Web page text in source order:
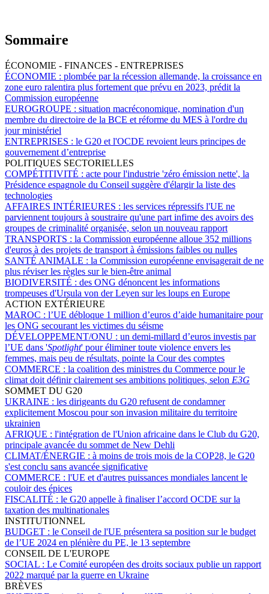
Sommaire
ÉCONOMIE - FINANCES - ENTREPRISES
ÉCONOMIE : plombée par la récession allemande, la croissance en
zone euro ralentira plus fortement que prévu en 2023, prédit la
Commission européenne
EUROGROUPE : situation macréconomique, nomination d'un
membre du directoire de la BCE et réforme du MES à l'ordre du
jour ministériel
ENTREPRISES : le G20 et l'OCDE revoient leurs principes de
gouvernement d’entreprise
POLITIQUES SECTORIELLES
COMPÉTITIVITÉ : acte pour l'industrie 'zéro émission nette', la
Présidence espagnole du Conseil suggère d'élargir la liste des
technologies
AFFAIRES INTÉRIEURES : les services répressifs l'UE ne
parviennent toujours à soustraire qu'une part infime des avoirs des
groupes de criminalité organisée, selon un nouveau rapport
TRANSPORTS : la Commission européenne alloue 352 millions
d'euros à des projets de transport à émissions faibles ou nulles
SANTÉ ANIMALE : la Commission européenne envisagerait de ne
plus réviser les règles sur le bien-être animal
BIODIVERSITÉ : des ONG dénoncent les informations
trompeuses d'Ursula von der Leyen sur les loups en Europe
ACTION EXTÉRIEURE
MAROC : l’UE débloque 1 million d’euros d’aide humanitaire pour
les ONG secourant les victimes du séisme
DÉVELOPPEMENT/ONU : un demi-millard d’euros investis par
l’UE dans 'Spotlight' pour éliminer toute violence envers les
femmes, mais peu de résultats, pointe la Cour des comptes
COMMERCE : la coalition des ministres du Commerce pour le
climat doit définir clairement ses ambitions politiques, selon E3G
SOMMET DU G20
UKRAINE : les dirigeants du G20 refusent de condamner
explicitement Moscou pour son invasion militaire du territoire
ukrainien
AFRIQUE : l'intégration de l'Union africaine dans le Club du G20,
principale avancée du sommet de New Dehli
CLIMAT/ÉNERGIE : à moins de trois mois de la COP28, le G20
s'est conclu sans avancée significative
COMMERCE : l'UE et d'autres puissances mondiales lancent le
couloir des épices
FISCALITÉ : le G20 appelle à finaliser l’accord OCDE sur la
taxation des multinationales
INSTITUTIONNEL
BUDGET : le Conseil de l'UE présentera sa position sur le budget
de l’UE 2024 en plénière du PE, le 13 septembre
CONSEIL DE L'EUROPE
SOCIAL : Le Comité européen des droits sociaux publie un rapport
2022 marqué par la guerre en Ukraine
BRÈVES